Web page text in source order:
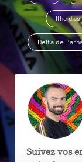
Ilha das
Delta de
Suivez vos